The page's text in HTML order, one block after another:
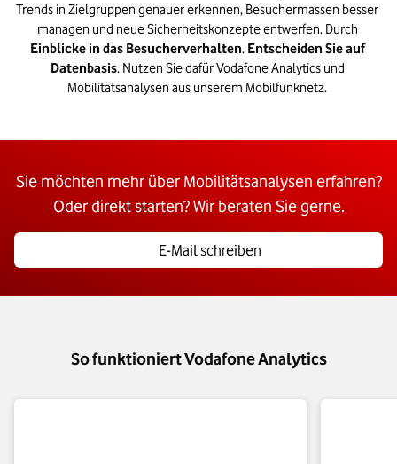
Trends in Zielgruppen genauer erkennen, Besuchermassen besser
Einblicke in das Besucherverhalten. Entscheiden Sie auf
Datenbasis. Nutzen Sie dafür Vodafone Analytics
Mobilitätsanalysen aus unserem Mobilfunknetz.
Sie möchten mehr über Mobilitätsanalysen erfahren?
Oder direkt starten? Wir beraten Sie gerne.
E-Mail schreiben
So funktioniert Vodafone Analytics